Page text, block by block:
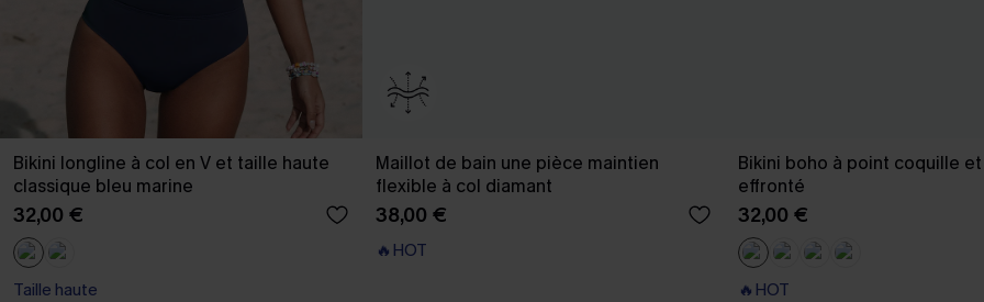
Bikini longline à col en V et taille haute
classique bleu marine
32,00 €
Taille haute
Maillot de bain une pièce maintien
flexible à col diamant
38,00 €
🔥HOT
Bikini boho à point coquille
effronté
32,00 €
🔥HOT